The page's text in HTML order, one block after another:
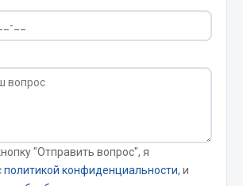
ZF
"Отправить вопрос", я
политикой конфиденциальности, и